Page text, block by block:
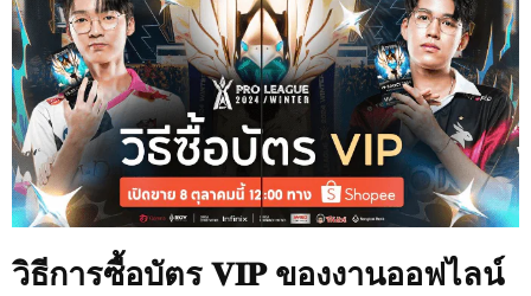
วิธีการซื้อบัตร 𝐕𝐈𝐏 ของงานออฟไลน์